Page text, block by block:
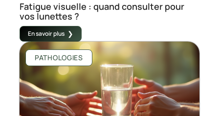
Fatigue visuelle : quand consulter pour
vos lunettes ?
En savoir plus
PATHOLOGIES